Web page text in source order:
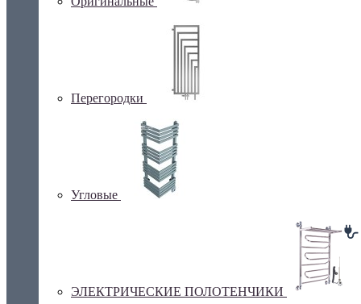
Перегородки
Угловые
ЭЛЕКТРИЧЕСКИЕ ПОЛОТЕНЧИКИ